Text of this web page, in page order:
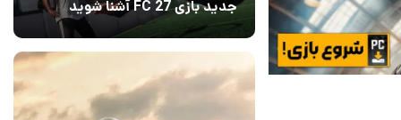
جدید بازی FC 27 آشنا شوید
12 مرداد 1405